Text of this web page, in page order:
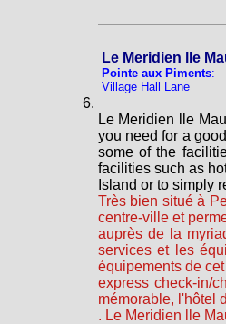
Le Meridien lle
Pointe aux Piments:
Village Hall Lane
Le Meridien lle
you need for a
some of the
facilities such as
Island or to simply
Très bien situé à
centre-ville et
auprès de la
services et les
équipements de
express check-in/
mémorable, l'hôtel
. Le Meridien lle